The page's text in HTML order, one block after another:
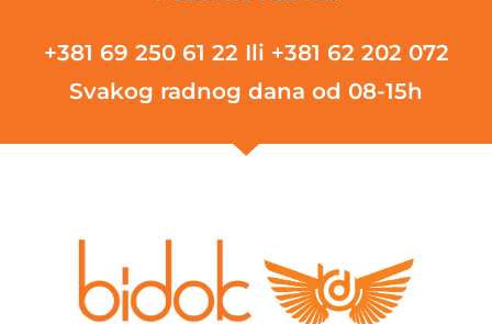
+381 69 250 61 22 Ili +381 62 202 072
Svakog radnog dana od 08-15h